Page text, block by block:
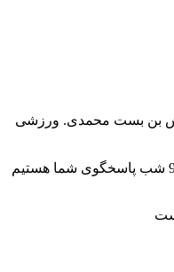
نبش بن بست محمدی. ورزشی